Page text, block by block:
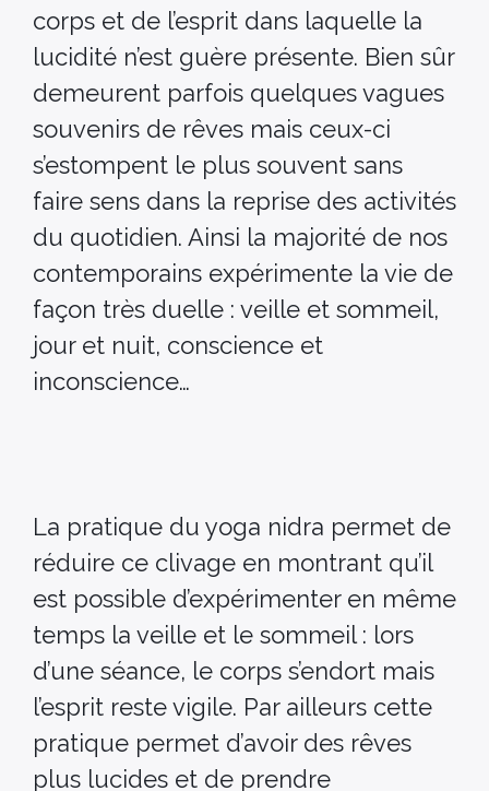
corps et de l’esprit dans laquelle la
lucidité n’est guère présente. Bien sûr
demeurent parfois quelques vagues
souvenirs de rêves mais ceux-ci
s’estompent le plus souvent sans
faire sens dans la reprise des activités
du quotidien. Ainsi la majorité de nos
contemporains expérimente la vie de
façon très duelle : veille et sommeil,
jour et nuit, conscience et
inconscience…
La pratique du yoga nidra permet de
réduire ce clivage en montrant qu’il
est possible d’expérimenter en même
temps la veille et le sommeil : lors
d’une séance, le corps s’endort mais
l’esprit reste vigile. Par ailleurs cette
pratique permet d’avoir des rêves
plus lucides et de prendre